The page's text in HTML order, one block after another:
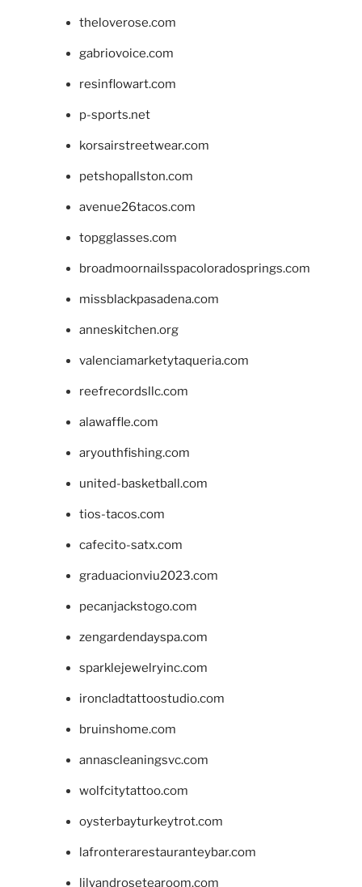
theloverose.com
gabriovoice.com
resinflowart.com
p-sports.net
korsairstreetwear.com
petshopallston.com
avenue26tacos.com
topgglasses.com
broadmoornailsspacoloradosprings.com
missblackpasadena.com
anneskitchen.org
valenciamarketytaqueria.com
reefrecordsllc.com
alawaffle.com
aryouthfishing.com
united-basketball.com
tios-tacos.com
cafecito-satx.com
graduacionviu2023.com
pecanjackstogo.com
zengardendayspa.com
sparklejewelryinc.com
ironcladtattoostudio.com
bruinshome.com
annascleaningsvc.com
wolfcitytattoo.com
oysterbayturkeytrot.com
lafronterarestauranteybar.com
lilyandrosetearoom.com